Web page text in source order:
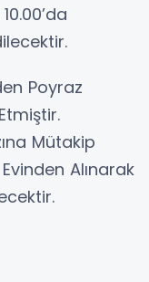
Poyraz
Mütakip
Alınarak